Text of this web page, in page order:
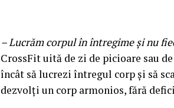
– Lucrăm corpul în întregime și nu
CrossFit uită de zi de picioare sau
încât să lucrezi întregul corp și să
dezvolți un corp armonios, fără